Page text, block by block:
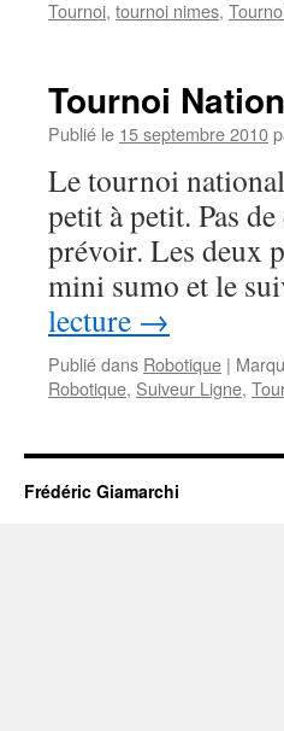
Tournoi, tournoi nimes,
Tournoi
Publié le 15 septembre 2010
Le tournoi
petit à petit. Pas
prévoir. Les deux
mini sumo et le
lecture →
Publié dans Robotique |
Robotique, Suiveur Ligne,
Frédéric Giamarchi